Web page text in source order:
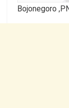
Bojonegoro